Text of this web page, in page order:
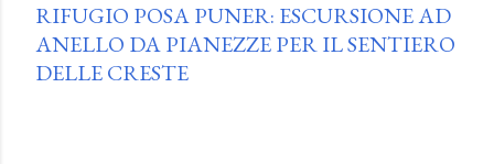
RIFUGIO POSA PUNER: ESCURSIONE AD
ANELLO DA PIANEZZE PER IL SENTIERO
DELLE CRESTE